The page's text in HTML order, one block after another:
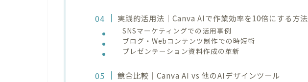
実践的活用法｜Canva AIで作業効率を10倍にする方法
SNSマーケティングでの活用事例
ブログ・Webコンテンツ制作での時短術
プレゼンテーション資料作成の革新
競合比較｜Canva AI vs 他のAIデザインツール